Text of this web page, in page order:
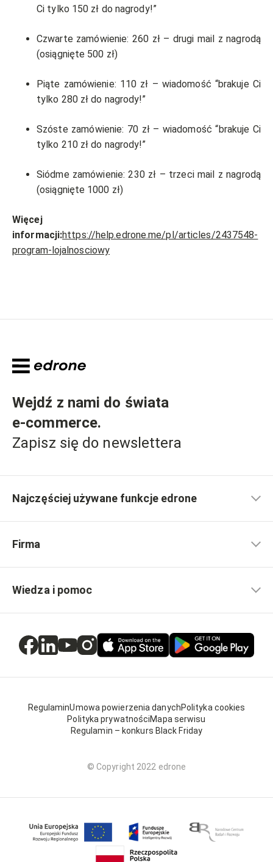
Ci tylko 150 zł do nagrody!”
Czwarte zamówienie: 260 zł – drugi mail z nagrodą
(osiągnięte 500 zł)
Piąte zamówienie: 110 zł – wiadomość “brakuje Ci
tylko 280 zł do nagrody!”
Szóste zamówienie: 70 zł – wiadomość “brakuje Ci
tylko 210 zł do nagrody!”
Siódme zamówienie: 230 zł – trzeci mail z nagrodą
(osiągnięte 1000 zł)
Więcej
informacji:https://help.edrone.me/pl/articles/2437548-
program-lojalnosciowy
Wejdź z nami do świata
e-commerce.
Zapisz się do newslettera
Najczęściej używane funkcje edrone
Firma
Wiedza i pomoc
RegulaminUmowa powierzenia danychPolityka cookies
Polityka prywatnościMapa serwisu
Regulamin – konkurs Black Friday
© Copyright 2022 edrone